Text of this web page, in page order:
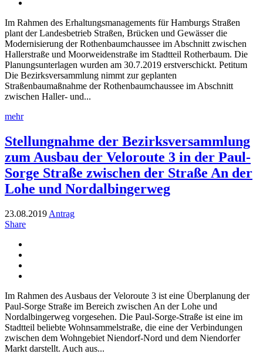
Im Rahmen des Erhaltungsmanagements für Hamburgs Straßen
plant der Landesbetrieb Straßen, Brücken und Gewässer die
Modernisierung der Rothenbaumchaussee im Abschnitt zwischen
Hallerstraße und Moorweidenstraße im Stadtteil Rotherbaum. Die
Planungsunterlagen wurden am 30.7.2019 erstverschickt. Petitum
Die Bezirksversammlung nimmt zur geplanten
Straßenbaumaßnahme der Rothenbaumchaussee im Abschnitt
zwischen Haller- und...
mehr
Stellungnahme der Bezirksversammlung
zum Ausbau der Veloroute 3 in der Paul-
Sorge Straße zwischen der Straße An der
Lohe und Nordalbingerweg
23.08.2019 Antrag
Share
Im Rahmen des Ausbaus der Veloroute 3 ist eine Überplanung der
Paul-Sorge Straße im Bereich zwischen An der Lohe und
Nordalbingerweg vorgesehen. Die Paul-Sorge-Straße ist eine im
Stadtteil beliebte Wohnsammelstraße, die eine der Verbindungen
zwischen dem Wohngebiet Niendorf-Nord und dem Niendorfer
Markt darstellt. Auch aus...